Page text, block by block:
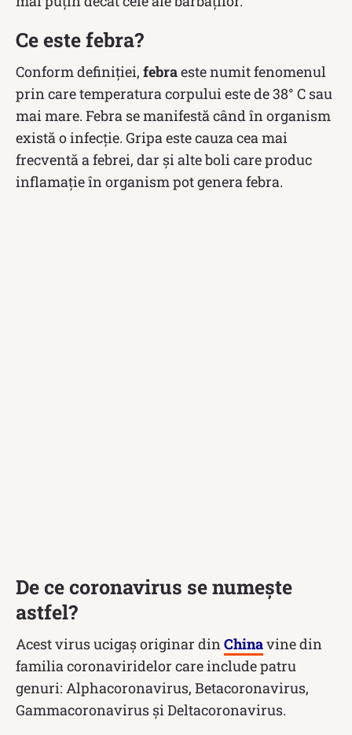
Ce este febra?
Conform definiției, febraeste numit fenomenul
prin care temperatura corpului este de 38° C sau
mai mare. Febra se manifestă când în organism
există o infecție. Gripa este cauza cea mai
frecventă a febrei, dar și alte boli care produc
inflamație în organism pot genera febra.
De ce coronavirus se numește
astfel?
Acest virus ucigaș originar din Chinavine din
familia coronaviridelor care include patru
genuri: Alphacoronavirus, Betacoronavirus,
Gammacoronavirus și Deltacoronavirus.